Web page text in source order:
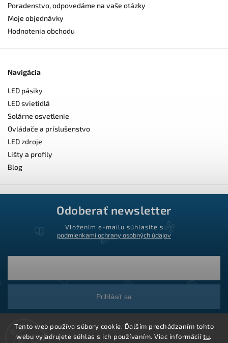
Tento web používa súbory cookie. Ďalším prechádzaním tohto
webu vyjadrujete súhlas s ich používaním. Viac informáciítu.
Poradenstvo, odpovedáme na vaše otázky
Moje objednávky
Hodnotenia obchodu
Navigácia
LED pásiky
LED svietidlá
Solárne osvetlenie
Ovládače a príslušenstvo
LED zdroje
Lišty a profily
Blog
Odoberať newsletter
Vložením e-mailu súhlasíte s
podmienkami ochrany osobných údajov
Prihlásiť sa